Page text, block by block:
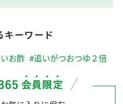
キーワード
お酢 #追いがつおつゆ２倍